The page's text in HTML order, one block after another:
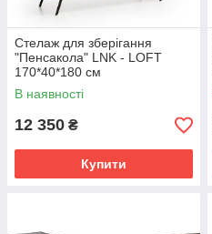
Стелаж для зберігання
"Пенсакола" LNK - LOFT
170*40*180 см
В наявності
12 350 ₴
Купити